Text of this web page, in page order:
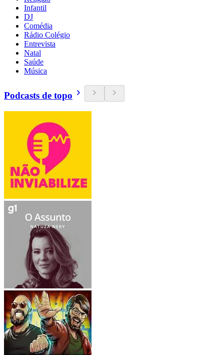
Infantil
DJ
Comédia
Rádio Colégio
Entrevista
Natal
Saúde
Música
Podcasts de topo